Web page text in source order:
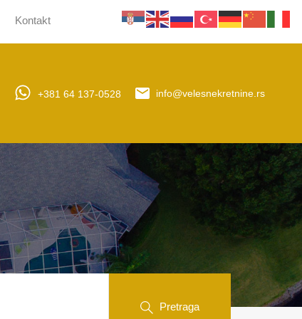
Upravljanje nekretninama Obaveštenja Kontakt
Kontakt
+381 64 137-0528 info@velesnekretnine.rs
Pretraga